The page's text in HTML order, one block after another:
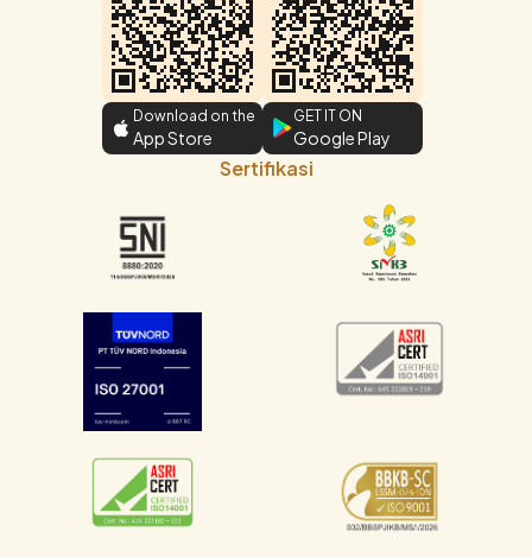
Download on the
App Store
GET IT ON
Google Play
Sertifikasi